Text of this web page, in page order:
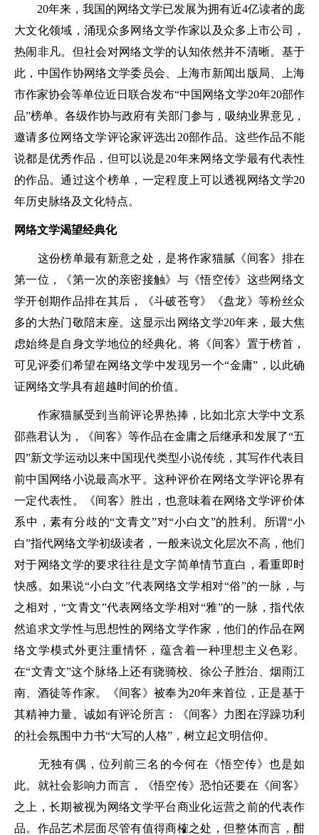
20年来，我国的网络文学已发展为拥有近4亿读者的庞
大文化领域，涌现众多网络文学作家以及众多上市公司，
热闹非凡。但社会对网络文学的认知依然并不清晰。基于
此，中国作协网络文学委员会、上海市新闻出版局、上海
市作家协会等单位近日联合发布“中国网络文学20年20部作
品”榜单。各级作协与政府有关部门参与，吸纳业界意见，
邀请多位网络文学评论家评选出20部作品。这些作品不能
说都是优秀作品，但可以说是20年来网络文学最有代表性
的作品。通过这个榜单，一定程度上可以透视网络文学20
年历史脉络及文化特点。
网络文学渴望经典化
这份榜单最有新意之处，是将作家猫腻《间客》排在
第一位，《第一次的亲密接触》与《悟空传》这些网络文
学开创期作品排在其后，《斗破苍穹》《盘龙》等粉丝众
多的大热门敬陪末座。这显示出网络文学20年来，最大焦
虑始终是自身文学地位的经典化。将《间客》置于榜首，
可见评委们希望在网络文学中发现另一个“金庸”，以此确
证网络文学具有超越时间的价值。
作家猫腻受到当前评论界热捧，比如北京大学中文系
邵燕君认为，《间客》等作品在金庸之后继承和发展了“五
四”新文学运动以来中国现代类型小说传统，其写作代表目
前中国网络小说最高水平。这种评价在网络文学评论界有
一定代表性。《间客》胜出，也意味着在网络文学评价体
系中，素有分歧的“文青文”对“小白文”的胜利。所谓“小
白”指代网络文学初级读者，一般来说文化层次不高，他们
对于网络文学的要求往往是文字简单情节直白，看重即时
快感。如果说“小白文”代表网络文学相对“俗”的一脉，与
之相对，“文青文”代表网络文学相对“雅”的一脉，指代依
然追求文学性与思想性的网络文学作家，他们的作品在网
络文学模式外更注重情怀，蕴含着一种理想主义色彩。
在“文青文”这个脉络上还有骁骑校、徐公子胜治、烟雨江
南、酒徒等作家。《间客》被奉为20年来首位，正是基于
其精神力量。诚如有评论所言：《间客》力图在浮躁功利
的社会氛围中力书“大写的人格”，树立起文明信仰。
无独有偶，位列前三名的今何在《悟空传》也是如
此。就社会影响力而言，《悟空传》恐怕还要在《间客》
之上，长期被视为网络文学平台商业化运营之前的代表作
品。作品艺术层面尽管有值得商榷之处，但整体而言，酣